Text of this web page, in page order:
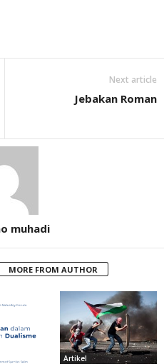
Next article
Jebakan Roman
muhadi
MORE FROM AUTHOR
Artikel